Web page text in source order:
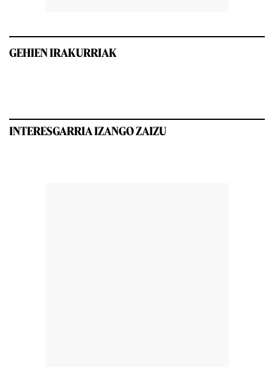
GEHIEN IRAKURRIAK
INTERESGARRIA IZANGO ZAIZU